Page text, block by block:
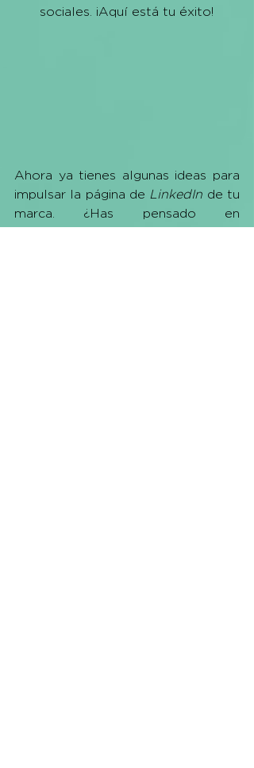
sociales. ¡Aquí está tu éxito!
Ahora ya tienes algunas ideas para
impulsar la página de LinkedIn de tu
marca. ¿Has pensado en